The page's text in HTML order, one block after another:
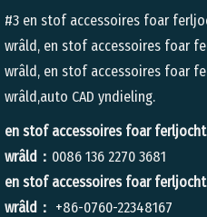
#3 en stof accessoires foar
wrâld, en stof accessoires foar
wrâld, en stof accessoires foar
wrâld,auto CAD yndieling.
en stof accessoires foar
wrâld： 0086 136 2270 3681
en stof accessoires foar
wrâld： +86-0760-22348167